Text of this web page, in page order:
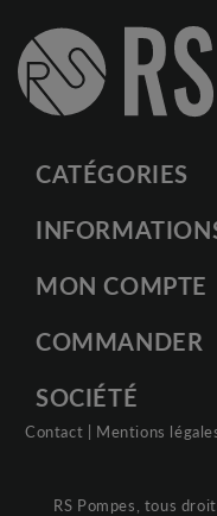
CATÉGORIES
MON COMPTE
COMMANDER
SOCIÉTÉ
Contact | Mentions
RS Pompes, tous